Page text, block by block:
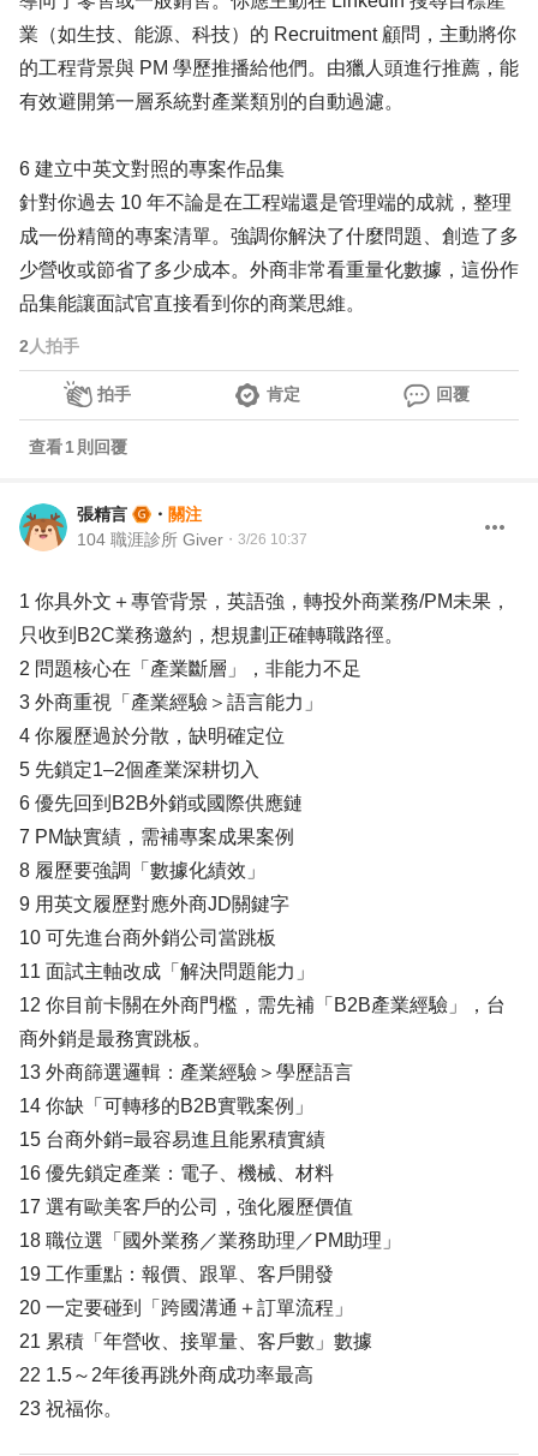
業（如生技、能源、科技）的 Recruitment 顧問，主動將你
的工程背景與 PM 學歷推播給他們。由獵人頭進行推薦，能
有效避開第一層系統對產業類別的自動過濾。
6 建立中英文對照的專案作品集
針對你過去 10 年不論是在工程端還是管理端的成就，整理
成一份精簡的專案清單。強調你解決了什麼問題、創造了多
少營收或節省了多少成本。外商非常看重量化數據，這份作
品集能讓面試官直接看到你的商業思維。
2 人拍手
拍手 肯定 回覆
查看1 則回覆
張精言 ・ 關注
104 職涯診所 Giver ・ 3/26 10:37
1 你具外文＋專管背景，英語強，轉投外商業務/PM未果，
只收到B2C業務邀約，想規劃正確轉職路徑。
2 問題核心在「產業斷層」，非能力不足
3 外商重視「產業經驗＞語言能力」
4 你履歷過於分散，缺明確定位
5 先鎖定1–2個產業深耕切入
6 優先回到B2B外銷或國際供應鏈
7 PM缺實績，需補專案成果案例
8 履歷要強調「數據化績效」
9 用英文履歷對應外商JD關鍵字
10 可先進台商外銷公司當跳板
11 面試主軸改成「解決問題能力」
12 你目前卡關在外商門檻，需先補「B2B產業經驗」，台
商外銷是最務實跳板。
13 外商篩選邏輯：產業經驗＞學歷語言
14 你缺「可轉移的B2B實戰案例」
15 台商外銷=最容易進且能累積實績
16 優先鎖定產業：電子、機械、材料
17 選有歐美客戶的公司，強化履歷價值
18 職位選「國外業務／業務助理／PM助理」
19 工作重點：報價、跟單、客戶開發
20 一定要碰到「跨國溝通＋訂單流程」
21 累積「年營收、接單量、客戶數」數據
22 1.5～2年後再跳外商成功率最高
23 祝福你。